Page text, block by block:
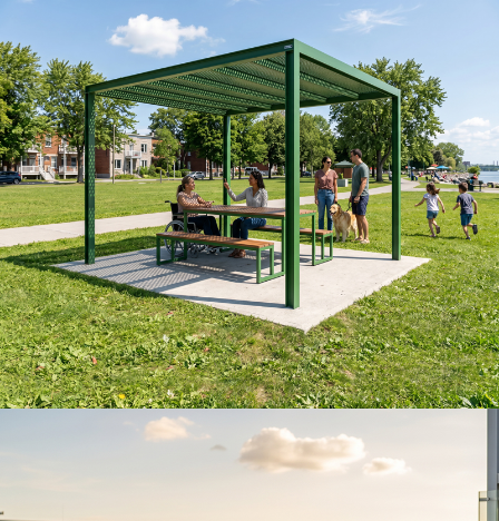
Table TANZA avec pergola
Voir la PERGOLA